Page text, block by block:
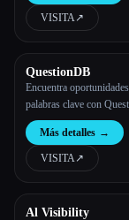
VISITA↗︎
QuestionDB
Encuentra
palabras clave con
mitad de lo que cuesta la
herramienta de SEO.
Más detalles →
VISITA↗︎
Al Visibility